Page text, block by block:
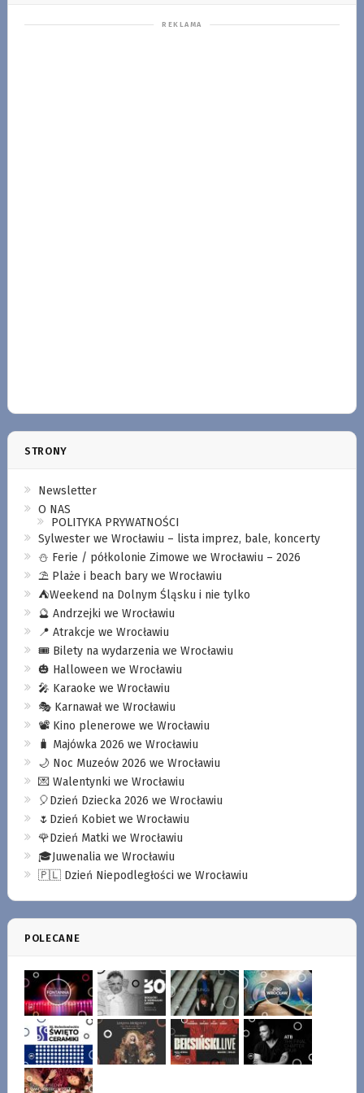
STRONY
Newsletter
O NAS
POLITYKA PRYWATNOŚCI
Sylwester we Wrocławiu – lista imprez, bale, koncerty
⛄️ Ferie / półkolonie Zimowe we Wrocławiu – 2026
⛱️ Plaże i beach bary we Wrocławiu
⛺️Weekend na Dolnym Śląsku i nie tylko
🔮 Andrzejki we Wrocławiu
📍 Atrakcje we Wrocławiu
🎟️ Bilety na wydarzenia we Wrocławiu
🎃 Halloween we Wrocławiu
🎤 Karaoke we Wrocławiu
🎭 Karnawał we Wrocławiu
📽️ Kino plenerowe we Wrocławiu
🧳 Majówka 2026 we Wrocławiu
🌙 Noc Muzeów 2026 we Wrocławiu
💌 Walentynki we Wrocławiu
🎈Dzień Dziecka 2026 we Wrocławiu
🌷Dzień Kobiet we Wrocławiu
🌹Dzień Matki we Wrocławiu
🎓Juwenalia we Wrocławiu
🇵🇱 Dzień Niepodległości we Wrocławiu
POLECANE